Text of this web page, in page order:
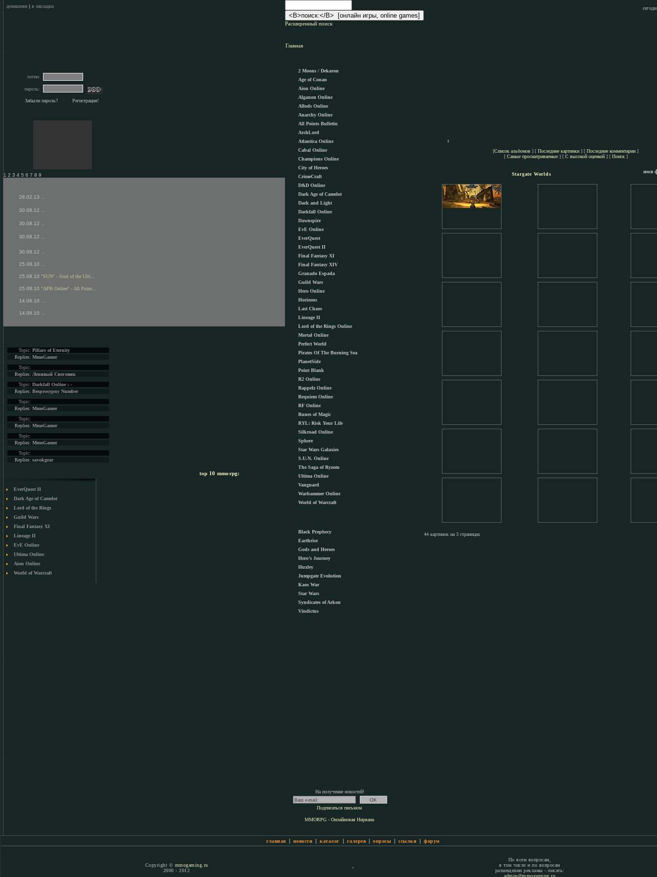
домашняя | в закладки
логин:
пароль:
Забыли пароль? Регистрация!
1 2 3 4 5 6 7 8 9
28.02.13
30.08.12
30.08.12
30.08.12
30.08.12
25.08.10
25.08.10 "SUN" - Soul of the Ulti...
25.08.10 "APB Online" - All Point...
14.06.10
14.06.10
Topic: Pillars of Eternity
Replies: MmoGamer
Topic:
Replies: Ленивый Снеговик
Topic: Darkfall Online : -
Replies: Besprosypny Number
Topic:
Replies: MmoGamer
Topic:
Replies: MmoGamer
Topic:
Replies: MmoGamer
Topic:
Replies: savokgear
top 10 mmorpg:
EverQuest II
Dark Age of Camelot
Lord of the Rings
Guild Wars
Final Fantasy XI
Lineage II
EvE Online
Ultima Online
Aion Online
World of Warcraft
Расширенный поиск
Главная
2 Moons / Dekaron
Age of Conan
Aion Online
Alganon Оnline
Allods Online
Anarchy Online
All Points Bulletin
ArchLord
Atlantica Online
Cabal Online
Champions Online
City of Heroes
CrimeCraft
D&D Online
Dark Age of Camelot
Dark and Light
Darkfall Online
Dawnspire
EvE Online
EverQuest
EverQuest II
Final Fantasy XI
Final Fantasy XIV
Granado Espada
Guild Wars
Hero Online
Horizons
Last Chaos
Lineage II
Lord of the Rings Online
Mortal Online
Perfect World
Pirates Of The Burning Sea
PlanetSide
Point Blank
R2 Online
Rappelz Online
Requiem Online
RF Online
Runes of Magic
RYL: Risk Your Life
Silkroad Online
Sphere
Star Wars Galaxies
S.U.N. Online
The Saga of Ryzom
Ultima Online
Vanguard
Warhammer Online
World of Warcraft
Black Prophecy
Earthrise
Gods and Heroes
Hero’s Journey
Huxley
Jumpgate Evolution
Kaos War
Star Wars
Syndicates of Arkon
Vindictus
На получение новостей!
Подписаться письмом
MMORPG - Онлайновая Нирвана
:
[Список альбомов ] [ Последние картинки ] [ Последние комментарии ]
[ Самые просматриваемые] [ С высокой оценкой] [ Поиск]
Stargate Worlds имя
44 картинок на 3 страницах
главная | новости | каталог | галерея | опросы | ссылки | форум
Copyright © mmogaming.ru
2000 - 2012
По всем вопросам,
в том числе и по вопросам
размещении рекламы - писать:
admin@mmogaming.ru